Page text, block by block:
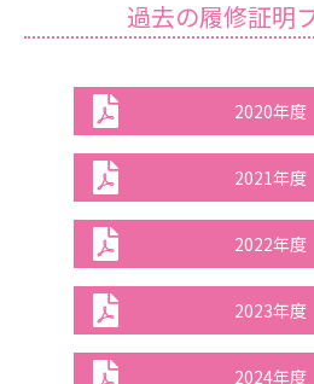
過去の履修証明
2020年度
2021年度
2022年度
2023年度
2024年度